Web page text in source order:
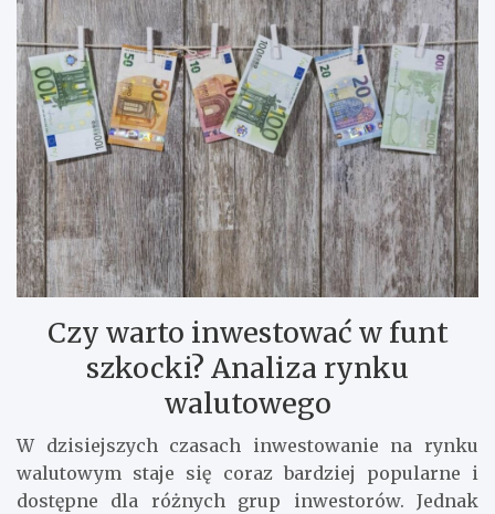
Czy warto inwestować w funt
szkocki? Analiza rynku
walutowego
W dzisiejszych czasach inwestowanie na rynku
walutowym staje się coraz bardziej popularne i
dostępne dla różnych grup inwestorów. Jednak